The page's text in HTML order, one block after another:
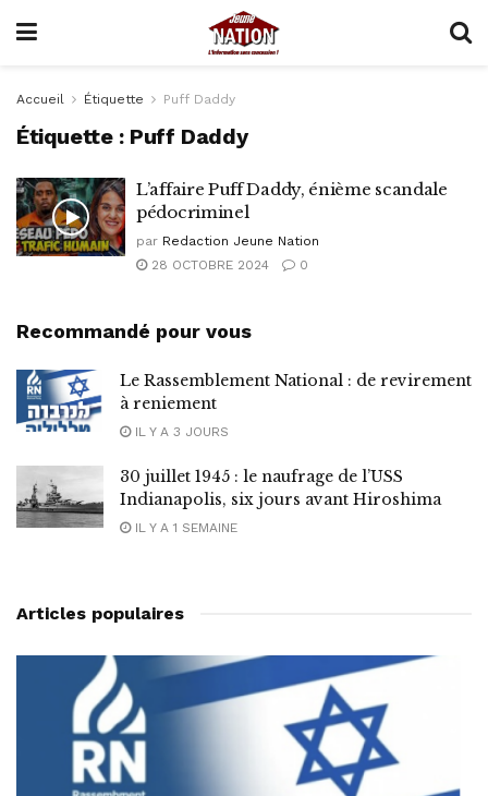
Accueil Étiquette Puff Daddy
Étiquette : Puff Daddy
L’affaire Puff Daddy, énième scandale
pédocriminel
par Redaction Jeune Nation
28 OCTOBRE 2024
0
Recommandé pour vous
Le Rassemblement National : de revirement
à reniement
IL Y A 3 JOURS
30 juillet 1945 : le naufrage de l’USS
Indianapolis, six jours avant Hiroshima
IL Y A 1 SEMAINE
Articles populaires